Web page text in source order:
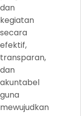
dan
kegiatan
secara
efektif,
transparan,
dan
akuntabel
guna
mewujudkan